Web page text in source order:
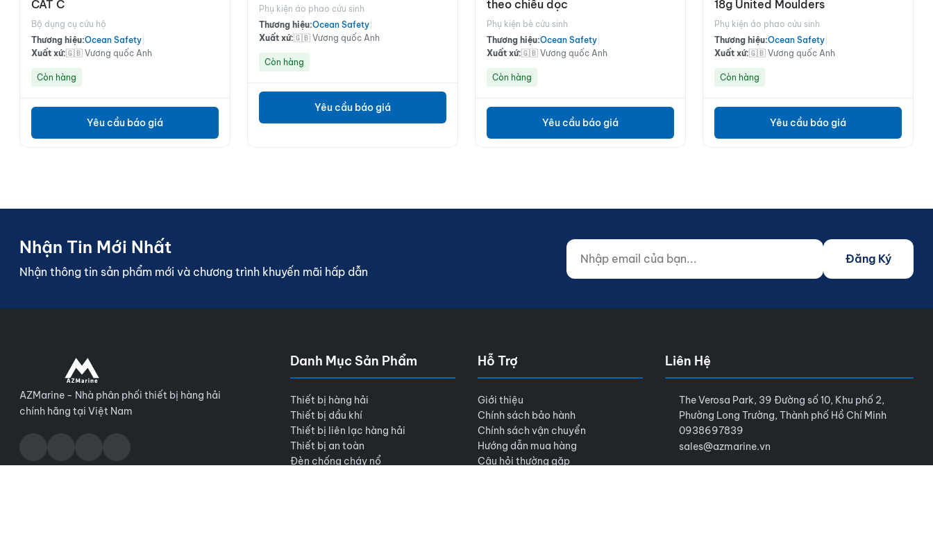
CAT C
Bộ dụng cụ cứu hộ
Thương hiệu:Ocean Safety
Xuất xứ:🇬🇧 Vương quốc Anh
Còn hàng
Yêu cầu báo giá
Phụ kiện áo phao cứu sinh
Thương hiệu:Ocean Safety
Xuất xứ:🇬🇧 Vương quốc Anh
Còn hàng
Yêu cầu báo giá
theo chiều dọc
Phụ kiện bè cứu sinh
Thương hiệu:Ocean Safety
Xuất xứ:🇬🇧 Vương quốc Anh
Còn hàng
Yêu cầu báo giá
18g United Moulders
Phụ kiện áo phao cứu sinh
Thương hiệu:Ocean Safety
Xuất xứ:🇬🇧 Vương quốc Anh
Còn hàng
Yêu cầu báo giá
Nhận Tin Mới Nhất
Nhận thông tin sản phẩm mới và chương trình khuyến mãi hấp dẫn
Nhập email của bạn...
Website (do not fill)
Đăng Ký
AZMarine - Nhà phân phối thiết bị hàng hải
chính hãng tại Việt Nam
Danh Mục Sản Phẩm
Thiết bị hàng hải
Thiết bị dầu khí
Thiết bị liên lạc hàng hải
Thiết bị an toàn
Đèn chống cháy nổ
Hỗ Trợ
Giới thiệu
Chính sách bảo hành
Chính sách vận chuyển
Hướng dẫn mua hàng
Câu hỏi thường gặp
Liên Hệ
The Verosa Park, 39 Đường số 10, Khu phố 2,
Phường Long Trường, Thành phố Hồ Chí Minh
0938697839
sales@azmarine.vn